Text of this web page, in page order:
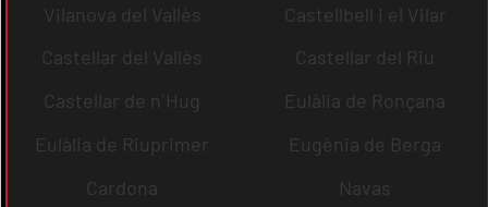
Vilanova del Vallès
Castellbell i el Vilar
Castellar del Vallès
Castellar del Riu
Castellar de n´Hug
Eulàlia de Ronçana
Eulàlia de Riuprimer
Eugènia de Berga
Cardona
Navas